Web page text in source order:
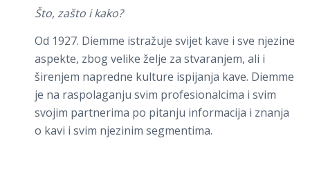
Što, zašto i kako?
Od 1927. Diemme istražuje svijet kave i sve njezine
aspekte, zbog velike želje za stvaranjem, ali i
širenjem napredne kulture ispijanja kave. Diemme
je na raspolaganju svim profesionalcima i svim
svojim partnerima po pitanju informacija i znanja
o kavi i svim njezinim segmentima.